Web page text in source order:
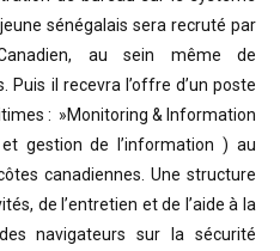
sénégalais sera recruté par
au sein même de
Puis il recevra l’offre d’un poste
: »Monitoring & Information
gestion de l’information ) au
canadiennes. Une structure
de l’entretien et de l’aide à la
navigateurs sur la sécurité